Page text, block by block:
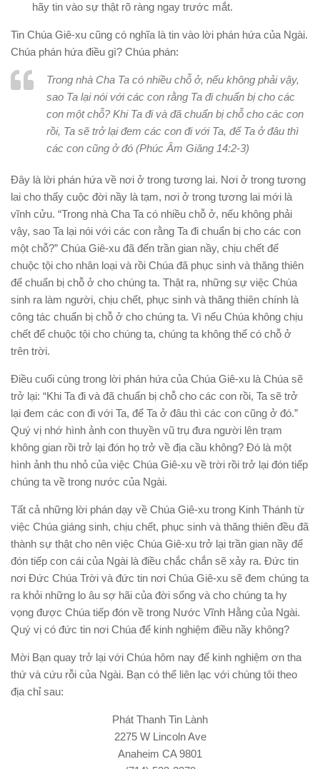
hãy tin vào sự thật rõ ràng ngay trước mắt.
Tin Chúa Giê-xu cũng có nghĩa là tin vào lời phán hứa của Ngài.
Chúa phán hứa điều gì? Chúa phán:
Trong nhà Cha Ta có nhiều chỗ ở, nếu không phải vậy,
sao Ta lại nói với các con rằng Ta đi chuẩn bị cho các
con một chỗ? Khi Ta đi và đã chuẩn bị chỗ cho các con
rồi, Ta sẽ trở lại đem các con đi với Ta, để Ta ở đâu thì
các con cũng ở đó (Phúc Âm Giăng 14:2-3)
Đây là lời phán hứa về nơi ở trong tương lai. Nơi ở trong tương
lai cho thấy cuộc đời nầy là tạm, nơi ở trong tương lai mới là
vĩnh cửu. “Trong nhà Cha Ta có nhiều chỗ ở, nếu không phải
vậy, sao Ta lại nói với các con rằng Ta đi chuẩn bị cho các con
một chỗ?” Chúa Giê-xu đã đến trần gian nầy, chịu chết để
chuộc tội cho nhân loại và rồi Chúa đã phục sinh và thăng thiên
để chuẩn bị chỗ ở cho chúng ta. Thật ra, những sự việc Chúa
sinh ra làm người, chịu chết, phục sinh và thăng thiên chính là
công tác chuẩn bị chỗ ở cho chúng ta. Vì nếu Chúa không chịu
chết để chuộc tội cho chúng ta, chúng ta không thể có chỗ ở
trên trời.
Điều cuối cùng trong lời phán hứa của Chúa Giê-xu là Chúa sẽ
trở lại: “Khi Ta đi và đã chuẩn bị chỗ cho các con rồi, Ta sẽ trở
lại đem các con đi với Ta, để Ta ở đâu thì các con cũng ở đó.”
Quý vị nhớ hình ảnh con thuyền vũ trụ đưa người lên trạm
không gian rồi trở lại đón họ trở về địa cầu không? Đó là một
hình ảnh thu nhỏ của việc Chúa Giê-xu về trời rồi trở lại đón tiếp
chúng ta về trong nước của Ngài.
Tất cả những lời phán dạy về Chúa Giê-xu trong Kinh Thánh từ
việc Chúa giáng sinh, chịu chết, phục sinh và thăng thiên đều đã
thành sự thật cho nên việc Chúa Giê-xu trở lại trần gian nầy để
đón tiếp con cái của Ngài là điều chắc chắn sẽ xảy ra. Đức tin
nơi Đức Chúa Trời và đức tin nơi Chúa Giê-xu sẽ đem chúng ta
ra khỏi những lo âu sợ hãi của đời sống và cho chúng ta hy
vọng được Chúa tiếp đón về trong Nước Vĩnh Hằng của Ngài.
Quý vị có đức tin nơi Chúa để kinh nghiệm điều nầy không?
Mời Bạn quay trở lại với Chúa hôm nay để kinh nghiệm ơn tha
thứ và cứu rỗi của Ngài. Bạn có thể liên lạc với chúng tôi theo
địa chỉ sau:
Phát Thanh Tin Lành
2275 W Lincoln Ave
Anaheim CA 9801